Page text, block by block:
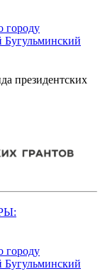
городу
Бугульминский
президентских
городу
Бугульминский